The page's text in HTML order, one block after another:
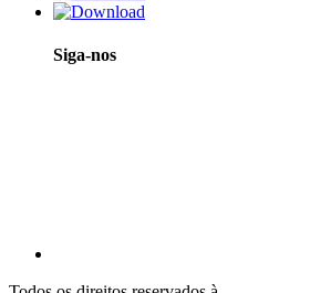
Siga-nos